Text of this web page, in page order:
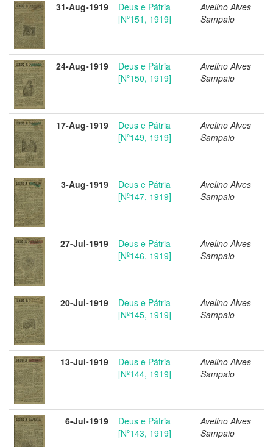
31-Aug-1919
Deus e Pátria
[Nº151, 1919]
Avelino Alves
Sampaio
24-Aug-1919
Deus e Pátria
[Nº150, 1919]
Avelino Alves
Sampaio
17-Aug-1919
Deus e Pátria
[Nº149, 1919]
Avelino Alves
Sampaio
3-Aug-1919
Deus e Pátria
[Nº147, 1919]
Avelino Alves
Sampaio
27-Jul-1919
Deus e Pátria
[Nº146, 1919]
Avelino Alves
Sampaio
20-Jul-1919
Deus e Pátria
[Nº145, 1919]
Avelino Alves
Sampaio
13-Jul-1919
Deus e Pátria
[Nº144, 1919]
Avelino Alves
Sampaio
6-Jul-1919
Deus e Pátria
[Nº143, 1919]
Avelino Alves
Sampaio